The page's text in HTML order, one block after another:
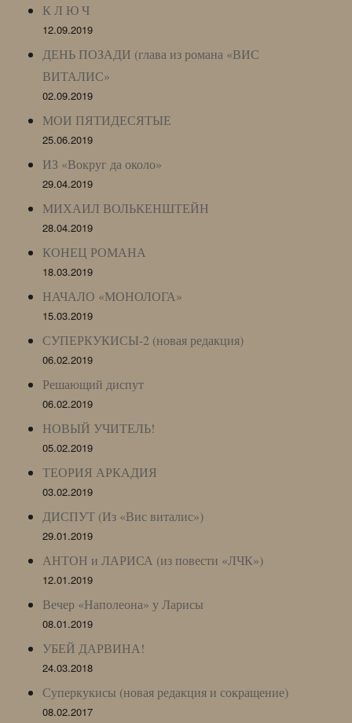
К Л Ю Ч
12.09.2019
ДЕНЬ ПОЗАДИ (глава из романа «ВИС
ВИТАЛИС»
02.09.2019
МОИ ПЯТИДЕСЯТЫЕ
25.06.2019
ИЗ «Вокруг да около»
29.04.2019
МИХАИЛ ВОЛЬКЕНШТЕЙН
28.04.2019
КОНЕЦ РОМАНА
18.03.2019
НАЧАЛО «МОНОЛОГА»
15.03.2019
СУПЕРКУКИСЫ-2 (новая редакция)
06.02.2019
Решающий диспут
06.02.2019
НОВЫЙ УЧИТЕЛЬ!
05.02.2019
ТЕОРИЯ АРКАДИЯ
03.02.2019
ДИСПУТ (Из «Вис виталис»)
29.01.2019
АНТОН и ЛАРИСА (из повести «ЛЧК»)
12.01.2019
Вечер «Наполеона» у Ларисы
08.01.2019
УБЕЙ ДАРВИНА!
24.03.2018
Суперкукисы (новая редакция и сокращение)
08.02.2017